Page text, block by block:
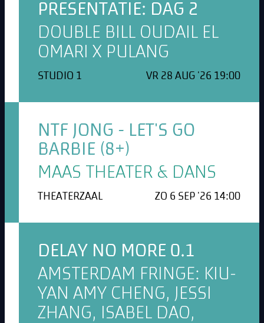
PRESENTATIE: DAG 2
DOUBLE BILL OUDAIL EL
OMARI X PULANG
STUDIO 1 VR 28 AUG '26 19:00
NTF JONG - LET'S GO
BARBIE (8+)
MAAS THEATER & DANS
THEATERZAAL ZO 6 SEP '26 14:00
DELAY NO MORE 0.1
AMSTERDAM FRINGE: KIU-
YAN AMY CHENG, JESSI
ZHANG, ISABEL DAO,